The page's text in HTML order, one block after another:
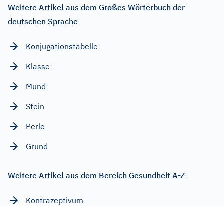
Weitere Artikel aus dem Großes Wörterbuch der
deutschen Sprache
Konjugationstabelle
Klasse
Mund
Stein
Perle
Grund
Weitere Artikel aus dem Bereich Gesundheit A-Z
Kontrazeptivum